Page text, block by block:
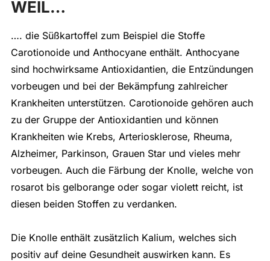
WEIL…
…. die Süßkartoffel zum Beispiel die Stoffe
Carotionoide und Anthocyane enthält. Anthocyane
sind hochwirksame Antioxidantien, die Entzündungen
vorbeugen und bei der Bekämpfung zahlreicher
Krankheiten unterstützen. Carotionoide gehören auch
zu der Gruppe der Antioxidantien und können
Krankheiten wie Krebs, Arteriosklerose, Rheuma,
Alzheimer, Parkinson, Grauen Star und vieles mehr
vorbeugen. Auch die Färbung der Knolle, welche von
rosarot bis gelborange oder sogar violett reicht, ist
diesen beiden Stoffen zu verdanken.
Die Knolle enthält zusätzlich Kalium, welches sich
positiv auf deine Gesundheit auswirken kann. Es